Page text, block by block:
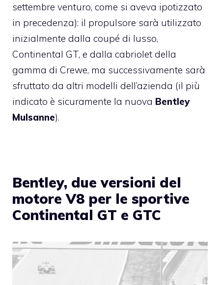
settembre venturo, come si aveva ipotizzato
in precedenza): il propulsore sarà utilizzato
inizialmente dalla coupé di lusso,
Continental GT, e dalla cabriolet della
gamma di Crewe, ma successivamente sarà
sfruttato da altri modelli dell’azienda (il più
indicato è sicuramente la nuova Bentley
Mulsanne).
Bentley, due versioni del
motore V8 per le sportive
Continental GT e GTC